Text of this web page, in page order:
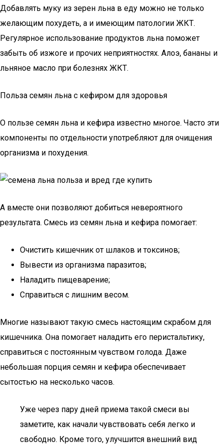
Добавлять муку из зерен льна в еду можно не только
желающим похудеть, а и имеющим патологии ЖКТ.
Регулярное использование продуктов льна поможет
забыть об изжоге и прочих неприятностях. Алоэ, бананы и
льняное масло при болезнях ЖКТ.
Польза семян льна с кефиром для здоровья
О пользе семян льна и кефира известно многое. Часто эти
компоненты по отдельности употребляют для очищения
организма и похудения.
А вместе они позволяют добиться невероятного
результата. Смесь из семян льна и кефира помогает:
Очистить кишечник от шлаков и токсинов;
Вывести из организма паразитов;
Наладить пищеварение;
Справиться с лишним весом.
Многие называют такую смесь настоящим скрабом для
кишечника. Она помогает наладить его перистальтику,
справиться с постоянным чувством голода. Даже
небольшая порция семян и кефира обеспечивает
сытостью на несколько часов.
Уже через пару дней приема такой смеси вы
заметите, как начали чувствовать себя легко и
свободно. Кроме того, улучшится внешний вид